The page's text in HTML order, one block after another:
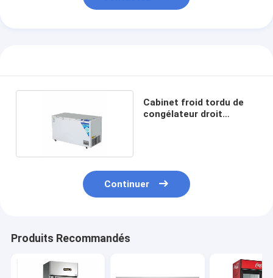
Cabinet froid tordu de
congélateur droit
Continuer
Produits Recommandés